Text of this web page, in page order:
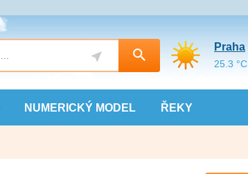
NUMERICKÝ MODEL ŘEKY
Praha
25.3 °C